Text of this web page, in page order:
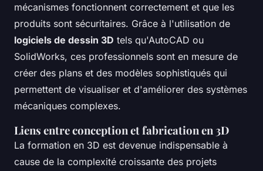
mécanismes fonctionnent correctement et que les
produits sont sécuritaires. Grâce à l'utilisation de
logiciels de dessin 3D tels qu'AutoCAD ou
SolidWorks, ces professionnels sont en mesure de
créer des plans et des modèles sophistiqués qui
permettent de visualiser et d'améliorer des systèmes
mécaniques complexes.
Liens entre conception et fabrication en 3D
La formation en 3D est devenue indispensable à
cause de la complexité croissante des projets